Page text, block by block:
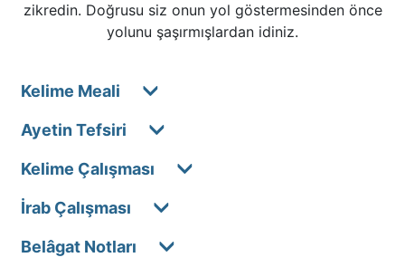
zikredin. Doğrusu siz onun yol göstermesinden önce
yolunu şaşırmışlardan idiniz.
Kelime Meali
Ayetin Tefsiri
Kelime Çalışması
İrab Çalışması
Belâgat Notları